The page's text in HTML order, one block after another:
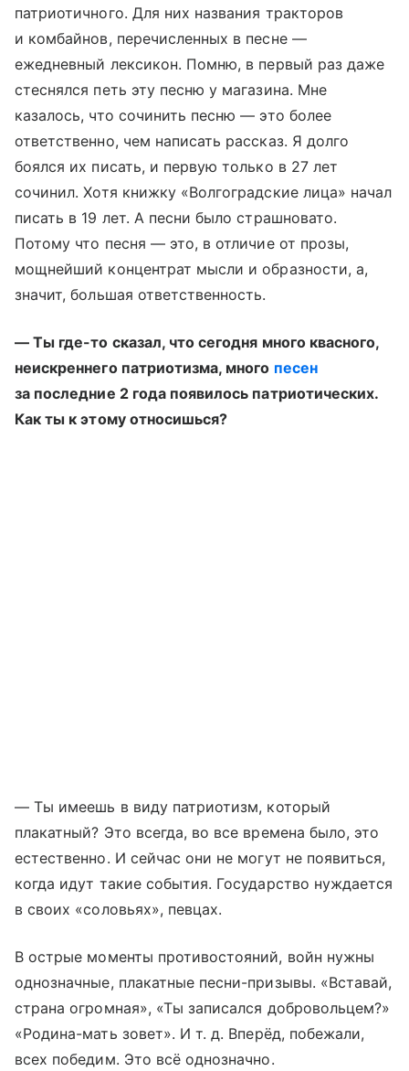
патриотичного. Для них названия тракторов
и комбайнов, перечисленных в песне —
ежедневный лексикон. Помню, в первый раз даже
стеснялся петь эту песню у магазина. Мне
казалось, что сочинить песню — это более
ответственно, чем написать рассказ. Я долго
боялся их писать, и первую только в 27 лет
сочинил. Хотя книжку «Волгоградские лица» начал
писать в 19 лет. А песни было страшновато.
Потому что песня — это, в отличие от прозы,
мощнейший концентрат мысли и образности, а,
значит, большая ответственность.
— Ты где-то сказал, что сегодня много квасного,
неискреннего патриотизма, много песен
за последние 2 года появилось патриотических.
Как ты к этому относишься?
— Ты имеешь в виду патриотизм, который
плакатный? Это всегда, во все времена было, это
естественно. И сейчас они не могут не появиться,
когда идут такие события. Государство нуждается
в своих «соловьях», певцах.
В острые моменты противостояний, войн нужны
однозначные, плакатные песни-призывы. «Вставай,
страна огромная», «Ты записался добровольцем?»
«Родина-мать зовет». И т. д. Вперёд, побежали,
всех победим. Это всё однозначно.